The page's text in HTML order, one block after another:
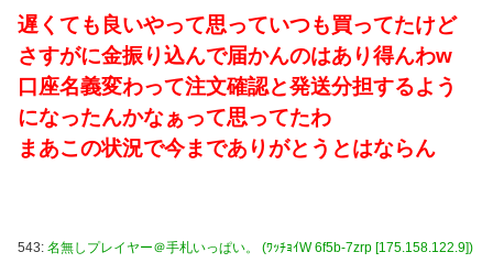
遅くても良いやって思っていつも買ってたけど
さすがに金振り込んで届かんのはあり得んわw
口座名義変わって注文確認と発送分担するよう
になったんかなぁって思ってたわ
まあこの状況で今までありがとうとはならん
543: 名無しプレイヤー＠手札いっぱい。 (ﾜｯﾁｮｲW 6f5b-7zrp [175.158.122.9])